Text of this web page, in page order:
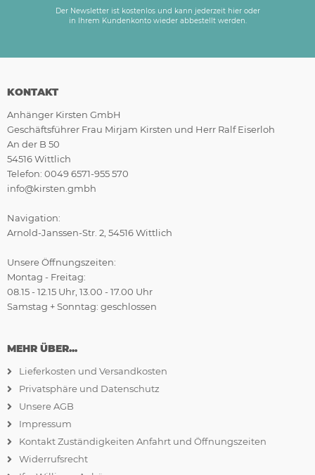
Der Newsletter ist kostenlos und kann jederzeit hier oder
in Ihrem Kundenkonto wieder abbestellt werden.
KONTAKT
Anhänger Kirsten GmbH
Geschäftsführer Frau Mirjam Kirsten und Herr Ralf Eiserloh
An der B 50
54516 Wittlich
Telefon: 0049 6571-955 570
info@kirsten.gmbh
Navigation:
Arnold-Janssen-Str. 2, 54516 Wittlich
Unsere Öffnungszeiten:
Montag - Freitag:
08.15 - 12.15 Uhr, 13.00 - 17.00 Uhr
Samstag + Sonntag: geschlossen
MEHR ÜBER...
Lieferkosten und Versandkosten
Privatsphäre und Datenschutz
Unsere AGB
Impressum
Kontakt Zuständigkeiten Anfahrt und Öffnungszeiten
Widerrufsrecht